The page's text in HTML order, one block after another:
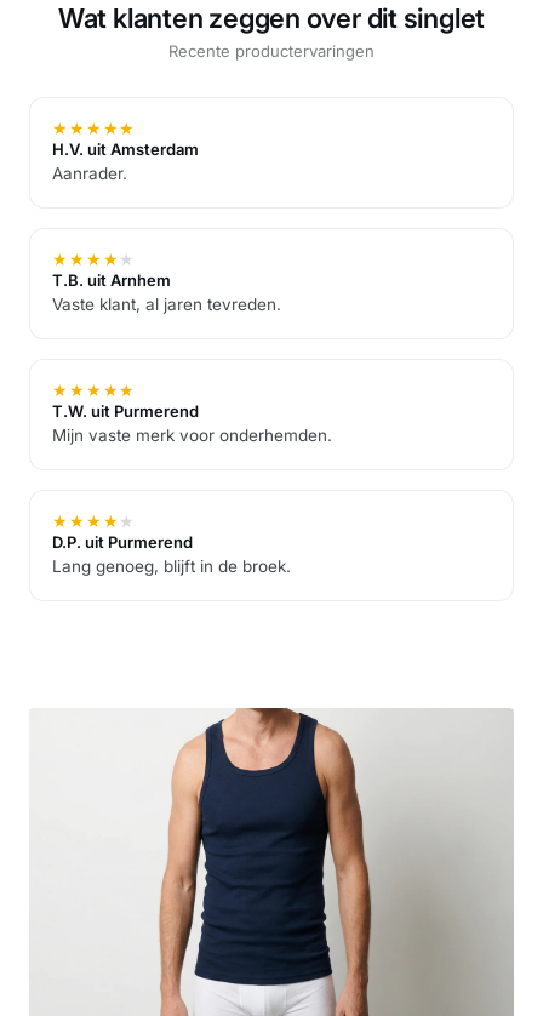
Wat klanten zeggen over dit singlet
Recente productervaringen
★★★★★
H.V. uit Amsterdam
Aanrader.
★★★★★
T.B. uit Arnhem
Vaste klant, al jaren tevreden.
★★★★★
T.W. uit Purmerend
Mijn vaste merk voor onderhemden.
★★★★★
D.P. uit Purmerend
Lang genoeg, blijft in de broek.